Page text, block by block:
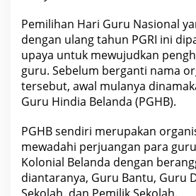
Pemilihan Hari Guru Nasional
dengan ulang tahun PGRI ini
upaya untuk mewujudkan
guru. Sebelum berganti nama
tersebut, awal mulanya
Guru Hindia Belanda (PGHB).
PGHB sendiri merupakan
mewadahi perjuangan para
Kolonial Belanda dengan
diantaranya, Guru Bantu, Guru